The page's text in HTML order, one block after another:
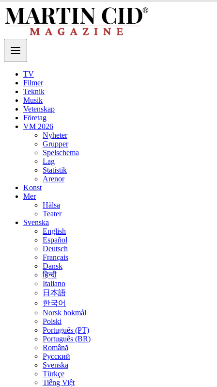
TV
Filmer
Teknik
Musik
Vetenskap
Företag
VM 2026
Nyheter
Grupper
Spelschema
Lag
Statistik
Arenor
Konst
Mer
Hälsa
Teater
Svenska
English
Español
Deutsch
Français
Dansk
हिन्दी
Italiano
日本語
한국어
Norsk bokmål
Polski
Português (PT)
Português (BR)
Română
Русский
Svenska
Türkçe
Tiếng Việt